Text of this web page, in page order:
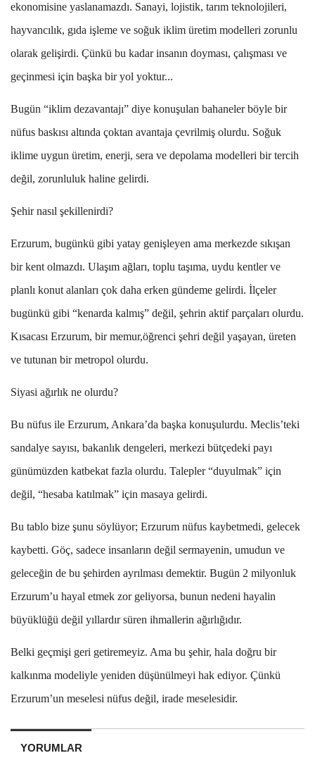
ekonomisine yaslanamazdı. Sanayi, lojistik, tarım teknolojileri,
hayvancılık, gıda işleme ve soğuk iklim üretim modelleri zorunlu
olarak gelişirdi. Çünkü bu kadar insanın doyması, çalışması ve
geçinmesi için başka bir yol yoktur...
Bugün “iklim dezavantajı” diye konuşulan bahaneler böyle bir
nüfus baskısı altında çoktan avantaja çevrilmiş olurdu. Soğuk
iklime uygun üretim, enerji, sera ve depolama modelleri bir tercih
değil, zorunluluk haline gelirdi.
Şehir nasıl şekillenirdi?
Erzurum, bugünkü gibi yatay genişleyen ama merkezde sıkışan
bir kent olmazdı. Ulaşım ağları, toplu taşıma, uydu kentler ve
planlı konut alanları çok daha erken gündeme gelirdi. İlçeler
bugünkü gibi “kenarda kalmış” değil, şehrin aktif parçaları olurdu.
Kısacası Erzurum, bir memur,öğrenci şehri değil yaşayan, üreten
ve tutunan bir metropol olurdu.
Siyasi ağırlık ne olurdu?
Bu nüfus ile Erzurum, Ankara’da başka konuşulurdu. Meclis’teki
sandalye sayısı, bakanlık dengeleri, merkezi bütçedeki payı
günümüzden katbekat fazla olurdu. Talepler “duyulmak” için
değil, “hesaba katılmak” için masaya gelirdi.
Bu tablo bize şunu söylüyor; Erzurum nüfus kaybetmedi, gelecek
kaybetti. Göç, sadece insanların değil sermayenin, umudun ve
geleceğin de bu şehirden ayrılması demektir. Bugün 2 milyonluk
Erzurum’u hayal etmek zor geliyorsa, bunun nedeni hayalin
büyüklüğü değil yıllardır süren ihmallerin ağırlığıdır.
Belki geçmişi geri getiremeyiz. Ama bu şehir, hala doğru bir
kalkınma modeliyle yeniden düşünülmeyi hak ediyor. Çünkü
Erzurum’un meselesi nüfus değil, irade meselesidir.
YORUMLAR